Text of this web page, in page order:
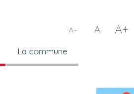
A+
A
A-
La commune